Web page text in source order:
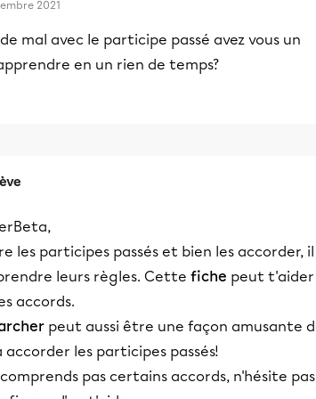
2021
mal avec le participe passé avez vous un
en un rien de temps?
les participes passés et bien les accorder, il
leurs règles. Cette fiche peut t'aider
accords.
peut aussi être une façon amusante
les participes passés!
pas certains accords, n'hésite